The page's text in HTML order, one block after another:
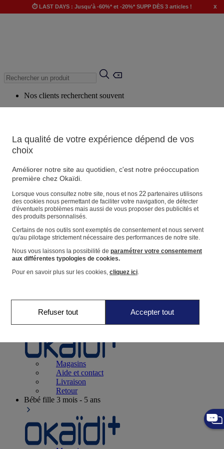
⏱️ LAST DAYS : Jusqu'à -60%* et -20%* SUPP DÈS 3 articles ! x
Nos clients recherchent souvent
Produits suggérés
Voir tous les produits
Magasin
Vos informations personnelles
Suivre une commande
Panier
Favoris
Naissance0-12 mois
Magasins
Aide et contact
Livraison
Retour
Bébé fille 3 mois - 5 ans
La qualité de votre expérience dépend de vos
choix
Améliorer notre site au quotidien, c'est notre préoccupation
première chez Okaïdi.
Lorsque vous consultez notre site, nous et nos 22partenaires utilisons
des cookies nous permettant de faciliter votre navigation, de détecter
d'éventuels problèmes mais aussi de vous proposer des publicités et
des produits personnalisés.
Certains de nos outils sont exemptés de consentement et nous servent
qu'au pilotage strictement nécessaire des performances de notre site.
Nous vous laissons la possibilité de paramétrer votre consentement
aux différentes typologies de cookies.
Pour en savoir plus sur les cookies, cliquez ici.
Refuser tout Accepter tout